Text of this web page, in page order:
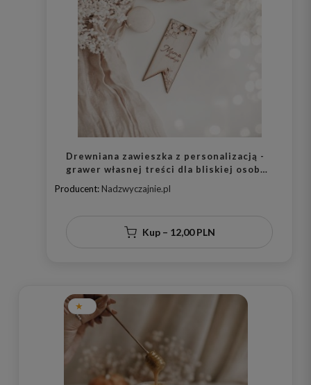
Drewniana zawieszka z personalizacją -
grawer własnej treści dla bliskiej osoby
na każdą okazję
Producent: Nadzwyczajnie.pl
Kup – 12,00 PLN